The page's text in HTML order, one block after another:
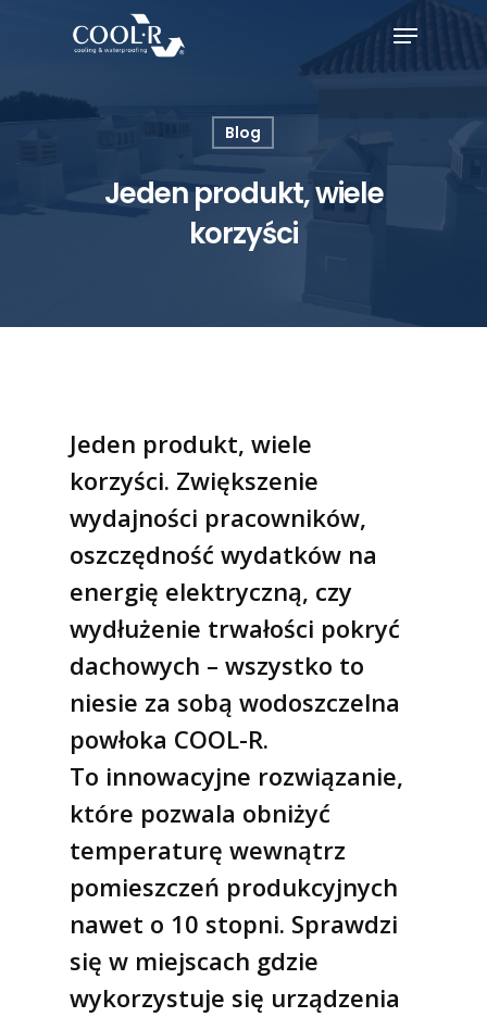
Blog
Jeden produkt, wiele
korzyści
Jeden produkt, wiele
korzyści. Zwiększenie
wydajności pracowników,
oszczędność wydatków na
energię elektryczną, czy
wydłużenie trwałości pokryć
dachowych – wszystko to
niesie za sobą wodoszczelna
powłoka COOL-R.
To innowacyjne rozwiązanie,
które pozwala obniżyć
temperaturę wewnątrz
pomieszczeń produkcyjnych
nawet o 10 stopni. Sprawdzi
się w miejscach gdzie
wykorzystuje się urządzenia